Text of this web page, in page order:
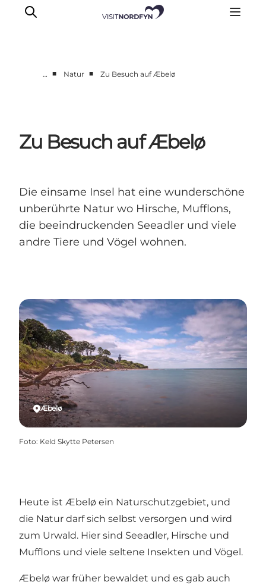
Essen und Trinken
Unterkünfte
Für Kinder
… ■ Natur ■ Zu Besuch auf Æbelø
Zu Besuch auf Æbelø
Die einsame Insel hat eine wunderschöne
unberührte Natur wo Hirsche, Mufflons,
die beeindruckenden Seeadler und viele
andre Tiere und Vögel wohnen.
Æbelø
Foto: Keld Skytte Petersen
Heute ist Æbelø ein Naturschutzgebiet, und
die Natur darf sich selbst versorgen und wird
zum Urwald. Hier sind Seeadler, Hirsche und
Mufflons und viele seltene Insekten und Vögel.
Æbelø war früher bewaldet und es gab auch